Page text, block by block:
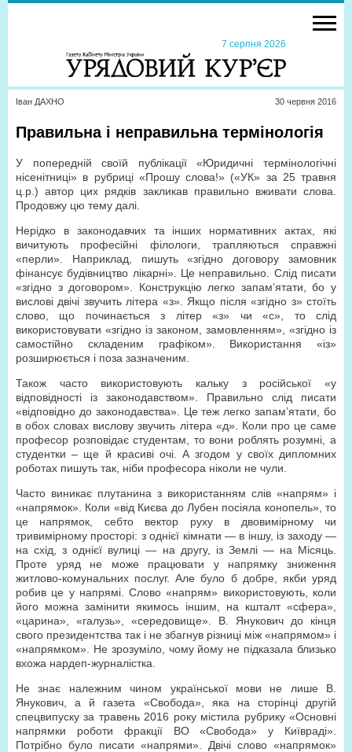
7 серпня 2026
Іван ДАХНО 30 червня 2016
Правильна і неправильна термінологія
У попередній своїй публікації «Юридичні термінологічні
нісенітниці» в рубриці «Прошу слова!» («УК» за 25 травня
ц.р.) автор цих рядків закликав правильно вживати слова.
Продовжу цю тему далі.
Нерідко в законодавчих та інших нормативних актах, які
вичитують професійні філологи, трапляються справжні
«перли». Наприклад, пишуть «згідно договору замовник
фінансує будівництво лікарні». Це неправильно. Слід писати
«згідно з договором». Конструкцію легко запам’ятати, бо у
вислові двічі звучить літера «з». Якщо після «згідно з» стоїть
слово, що починається з літер «з» чи «с», то слід
використовувати «згідно із законом, замовленням», «згідно із
самостійно складеним графіком». Використання «із»
розширюється і поза зазначеним.
Також часто використовують кальку з російської «у
відповідності із законодавством». Правильно слід писати
«відповідно до законодавства». Це теж легко запам’ятати, бо
в обох словах вислову звучить літера «д». Коли про це саме
професор розповідає студентам, то вони роблять розумні, а
студентки – ще й красиві очі. А згодом у своїх дипломних
роботах пишуть так, ніби професора ніколи не чули.
Часто виникає плутанина з використанням слів «напрям» і
«напрямок». Коли «від Києва до Лубен посіяла конопель», то
це напрямок, себто вектор руху в двовимірному чи
тривимірному просторі: з однієї кімнати — в іншу, із заходу —
на схід, з однієї вулиці — на другу, із Землі — на Місяць.
Проте уряд не може працювати у напрямку зниження
житлово-комунальних послуг. Але було б добре, якби уряд
робив це у напрямі. Слово «напрям» використовують, коли
його можна замінити якимось іншим, на кшталт «сфера»,
«царина», «галузь», «середовище». В. Янукович до кінця
свого президентства так і не збагнув різниці між «напрямом» і
«напрямком». Не зрозуміло, чому йому не підказала близько
вхожа нардеп-журналістка.
Не знає належним чином української мови не лише В.
Янукович, а й газета «Свобода», яка на сторінці другій
спецвипуску за травень 2016 року містила рубрику «Основні
напрямки роботи фракції ВО «Свобода» у Київраді».
Потрібно було писати «напрями». Двічі слово «напрямок»